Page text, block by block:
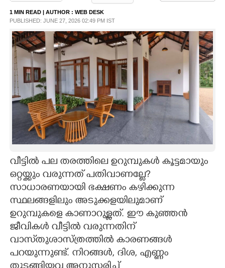
LIFESTYLE
SPIRITUAL
INFO+
ASTRO
CARTOONS
LITERATURE
ZOOM
CONTACT US
1 MIN READ | AUTHOR : WEB DESK
PUBLISHED: JUNE 27, 2026 02:49 PM IST
വീട്ടിൽ പല തരത്തിലെ ഉറുമ്പുകൾ കൂട്ടമായും
ഒറ്റയ്ക്കും വരുന്നത് പതിവാണല്ലേ?
സാധാരണയായി ഭക്ഷണം കഴിക്കുന്ന
സ്ഥലങ്ങളിലും അടുക്കളയിലുമാണ്
ഉറുമ്പുകളെ കാണാറുള്ളത്. ഈ കുഞ്ഞൻ
ജീവികൾ വീട്ടിൽ വരുന്നതിന്
വാസ്‌തുശാസ്ത്രത്തിൽ കാരണങ്ങൾ
പറയുന്നുണ്ട്. നിറങ്ങൾ, ദിശ, എണ്ണം